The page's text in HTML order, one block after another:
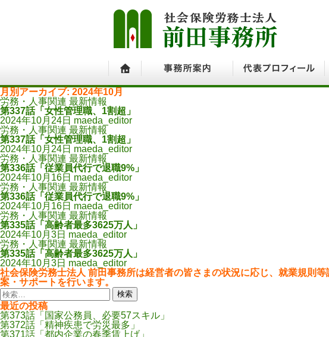
ホーム
月別アーカイブ: 2024年10月
労務・人事関連 最新情報
第337話「女性管理職、1割超」
2024年10月24日 maeda_editor
労務・人事関連 最新情報
第337話「女性管理職、1割超」
2024年10月24日 maeda_editor
労務・人事関連 最新情報
第336話「従業員代行で退職9%」
2024年10月16日 maeda_editor
労務・人事関連 最新情報
第336話「従業員代行で退職9%」
2024年10月16日 maeda_editor
労務・人事関連 最新情報
第335話「高齢者最多3625万人」
2024年10月3日 maeda_editor
労務・人事関連 最新情報
第335話「高齢者最多3625万人」
2024年10月3日 maeda_editor
社会保険労務士法人 前田事務所は経営者の皆さまの状況に応じ、就業規則
案・サポートを行います。
検
索:
最近の投稿
第373話「国家公務員、必要57スキル」
第372話「精神疾患で労災最多」
第371話「都内企業の春季賃上げ」